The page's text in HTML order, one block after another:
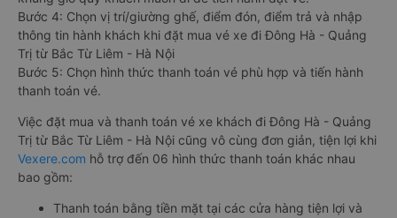
Bước 4: Chọn vị trí/giường ghế, điểm đón, điểm trả và nhập
thông tin hành khách khi đặt mua vé xe đi Đông Hà - Quảng
Trị từ Bắc Từ Liêm - Hà Nội
Bước 5: Chọn hình thức thanh toán vé phù hợp và tiến hành
thanh toán vé.
Việc đặt mua và thanh toán vé xe khách đi Đông Hà - Quảng
Trị từ Bắc Từ Liêm - Hà Nội cũng vô cùng đơn giản, tiện lợi khi
Vexere.com hỗ trợ đến 06 hình thức thanh toán khác nhau
bao gồm:
Thanh toán bằng tiền mặt tại các cửa hàng tiện lợi và